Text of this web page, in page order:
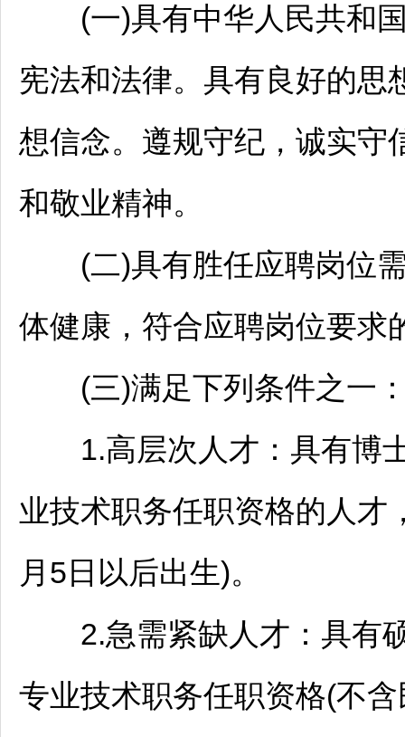
(一)具有中华人民共和国
宪法和法律。具有良好的思
想信念。遵规守纪，诚实守
和敬业精神。
(二)具有胜任应聘岗位需
体健康，符合应聘岗位要求
(三)满足下列条件之一
1.高层次人才：具有博士
业技术职务任职资格的人才
月5日以后出生)。
2.急需紧缺人才：具有硕
专业技术职务任职资格(不